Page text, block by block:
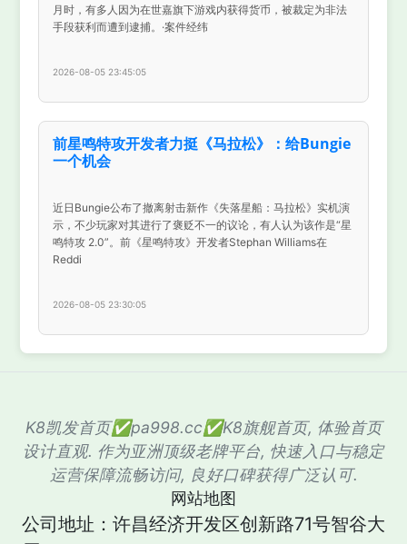
月时，有多人因为在世嘉旗下游戏内获得货币，被裁定为非法
手段获利而遭到逮捕。·案件经纬
2026-08-05 23:45:05
前星鸣特攻开发者力挺《马拉松》：给Bungie
一个机会
近日Bungie公布了撤离射击新作《失落星船：马拉松》实机演
示，不少玩家对其进行了褒贬不一的议论，有人认为该作是“星
鸣特攻 2.0”。前《星鸣特攻》开发者Stephan Williams在
Reddi
2026-08-05 23:30:05
K8凯发首页✅pa998.cc✅K8旗舰首页, 体验首页
设计直观. 作为亚洲顶级老牌平台, 快速入口与稳定
运营保障流畅访问, 良好口碑获得广泛认可.
网站地图
公司地址：许昌经济开发区创新路71号智谷大